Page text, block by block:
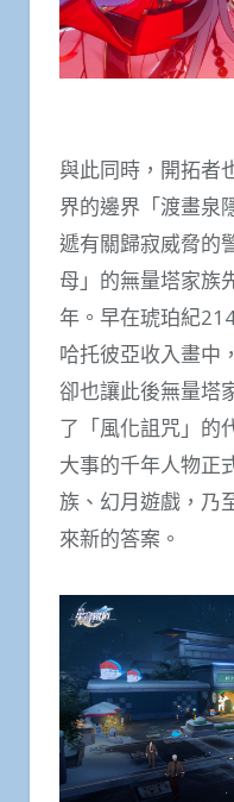
與此同時，開拓者
界的邊界「渡畫泉
遞有關歸寂威脅的
母」的無量塔家族
年。早在琥珀紀
哈托彼亞收入畫中
卻也讓此後無量塔
了「風化詛咒」的
大事的千年人物正
族、幻月遊戲，乃
來新的答案。